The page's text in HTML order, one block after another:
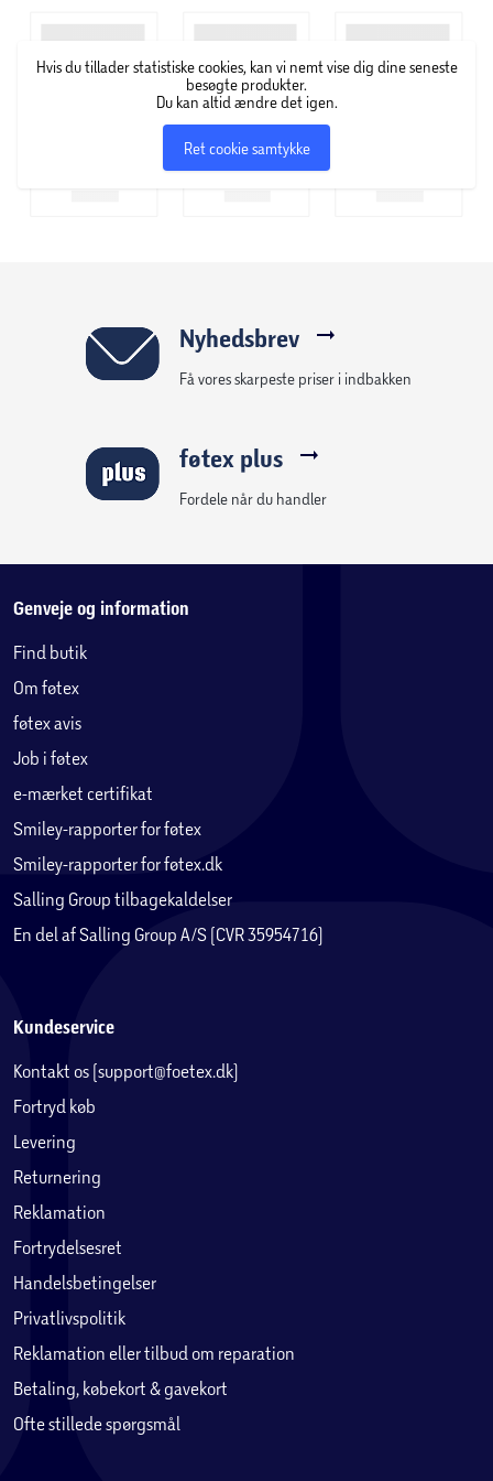
Hvis du tillader statistiske cookies, kan vi nemt vise dig dine seneste
besøgte produkter.
Du kan altid ændre det igen.
Ret cookie samtykke
Nyhedsbrev
Få vores skarpeste priser i indbakken
føtex plus
Fordele når du handler
Genveje og information
Find butik
Om føtex
føtex avis
Job i føtex
e-mærket certifikat
Smiley-rapporter for føtex
Smiley-rapporter for føtex.dk
Salling Group tilbagekaldelser
En del af Salling Group A/S (CVR 35954716)
Kundeservice
Kontakt os (support@foetex.dk)
Fortryd køb
Levering
Returnering
Reklamation
Fortrydelsesret
Handelsbetingelser
Privatlivspolitik
Reklamation eller tilbud om reparation
Betaling, købekort & gavekort
Ofte stillede spørgsmål